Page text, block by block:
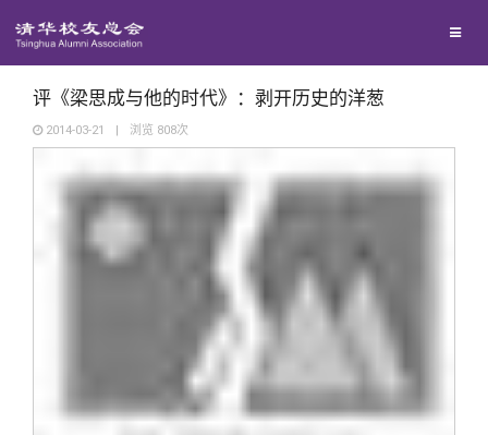
西南联大校友会
义工计划
新媒体平台
青春风采
校友讲坛
校友视界
校友服务
校友总会
评《梁思成与他的时代》：剥开历史的洋葱
2014-03-21 | 浏览 808次